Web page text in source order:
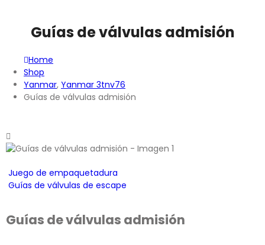
Guías de válvulas admisión
Home
Shop
Yanmar, Yanmar 3tnv76
Guías de válvulas admisión
Juego de empaquetadura
Guías de válvulas de escape
Guías de válvulas admisión